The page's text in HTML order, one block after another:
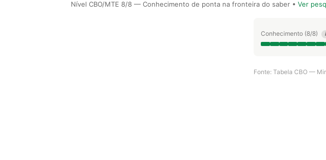
Nível CBO/MTE 8/8 — Conhecimento de ponta na fronteira do saber • Ver
Conhecimento (8/8) i
Fonte: Tabela CBO —